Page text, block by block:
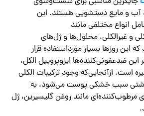
و مایع دستشویی هستند. این
انواع مختلفی مانند
و غیرالکلی، محلول‌ها و ژل‌های
این روزها بسیار مورداستفاده قرار
ضدعفونی‌کننده‌ها ایزوپروپیل الکل،
و غیره است. ازآنجایی‌که وجود ترکیبات الکلی
سبب خشکی پوست می‌شود، به
مرطوب‌کننده‌ای مانند روغن گلیسیرین، ژل